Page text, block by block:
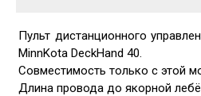
Пульт дистанционного
MinnKota DeckHand 40.
Совместимость только с этой
Длина провода до якорной